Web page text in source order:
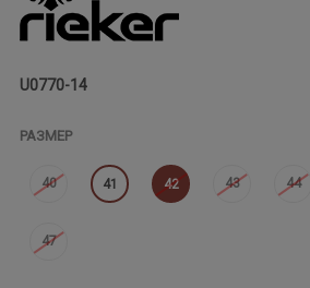
U0770-14
РАЗМЕР
40 41 42 43 44
47